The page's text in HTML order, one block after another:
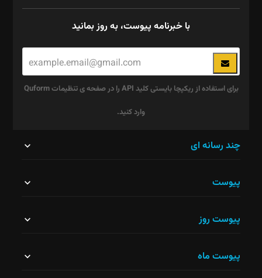
با خبرنامه پیوست، به روز بمانید
برای استفاده از ریکپچا بایستی کلید API را در صفحه ی تنظیمات Quform
وارد کنید.
نباید
شود.
چند رسانه ای
پیوست
پیوست روز
پیوست ماه